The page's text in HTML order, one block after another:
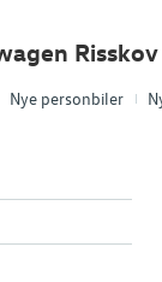
Nye personbiler